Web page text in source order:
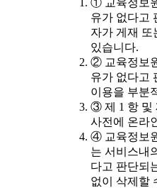
유가 없다고
자가 게재 또
있습니다.
② 교육정보
유가 없다고
이용을 부분
③ 제 1 항 및
사전에 온라
④ 교육정보
는 서비스내
다고 판단되
없이 삭제할